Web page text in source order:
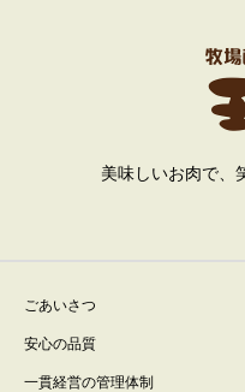
美味しいお肉で、
ごあいさつ
安心の品質
一貫経営の管理体制